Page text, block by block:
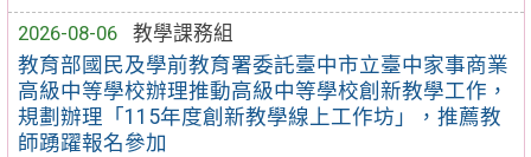
2026-08-06
教學課務組
教育部國民及學前教育署委託臺中市立臺中家事商業
高級中等學校辦理推動高級中等學校創新教學工作，
規劃辦理「115年度創新教學線上工作坊」，推薦教
師踴躍報名參加